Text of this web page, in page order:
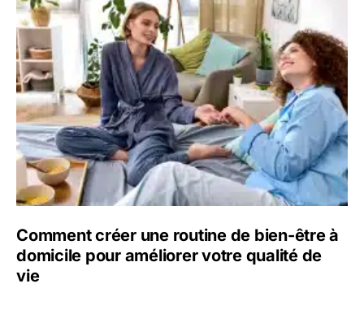
Comment créer une routine de bien-être à
domicile pour améliorer votre qualité de
vie